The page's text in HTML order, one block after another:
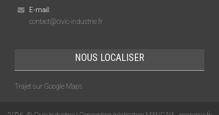
E-mail:
contact@civic-industrie.fr
NOUS LOCALISER
Trajet sur Google Maps